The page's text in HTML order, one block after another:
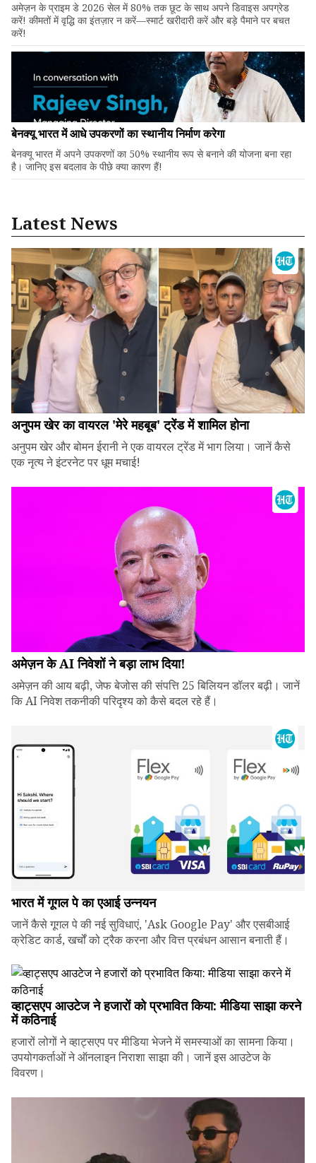
अमेज़न के प्राइम डे 2026 सेल में 80% तक छूट के साथ अपने डिवाइस अपग्रेड
करें! कीमतों में वृद्धि का इंतज़ार न करें—स्मार्ट खरीदारी करें और बड़े पैमाने पर बचत
करें!
बेनक्यू भारत में आधे उपकरणों का स्थानीय निर्माण करेगा
बेनक्यू भारत में अपने उपकरणों का 50% स्थानीय रूप से बनाने की योजना बना रहा
है। जानिए इस बदलाव के पीछे क्या कारण हैं!
Latest News
अनुपम खेर का वायरल 'मेरे महबूब' ट्रेंड में शामिल होना
अनुपम खेर और बोमन ईरानी ने एक वायरल ट्रेंड में भाग लिया। जानें कैसे
एक नृत्य ने इंटरनेट पर धूम मचाई!
अमेज़न के AI निवेशों ने बड़ा लाभ दिया!
अमेज़न की आय बढ़ी, जेफ बेजोस की संपत्ति 25 बिलियन डॉलर बढ़ी। जानें
कि AI निवेश तकनीकी परिदृश्य को कैसे बदल रहे हैं।
भारत में गूगल पे का एआई उन्नयन
जानें कैसे गूगल पे की नई सुविधाएं, 'Ask Google Pay' और एसबीआई
क्रेडिट कार्ड, खर्चों को ट्रैक करना और वित्त प्रबंधन आसान बनाती हैं।
व्हाट्सएप आउटेज ने हजारों को प्रभावित किया: मीडिया साझा करने
में कठिनाई
हजारों लोगों ने व्हाट्सएप पर मीडिया भेजने में समस्याओं का सामना किया।
उपयोगकर्ताओं ने ऑनलाइन निराशा साझा की। जानें इस आउटेज के
विवरण।